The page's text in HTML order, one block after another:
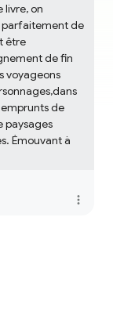
livre, on
de
être
de fin
voyageons
de
paysages
Émouvant à
more_vert